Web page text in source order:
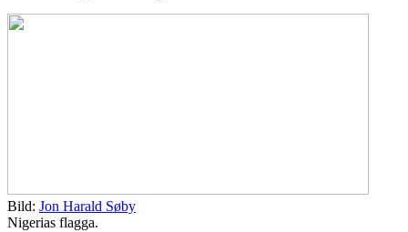
Bild: Jon Harald Søby
Nigerias flagga.